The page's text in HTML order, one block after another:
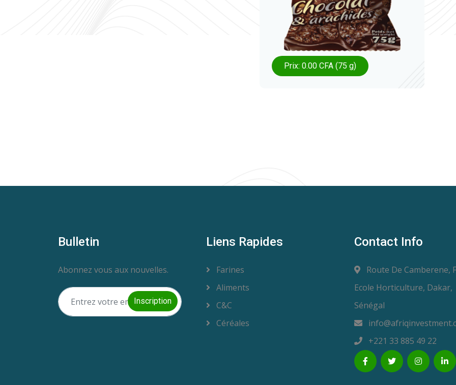
Prix: 0.00 CFA (75 g)
Bulletin
Abonnez vous aux nouvelles.
Inscription
Liens Rapides
Farines
Aliments
C&C
Céréales
Contact Info
Route De Camberene,
Ecole Horticulture, Dakar,
Sénégal
+221 33 885 49 22